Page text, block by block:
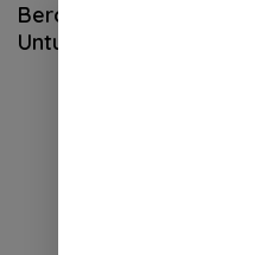
Berobat Gratis di
Untuk warga Deli Serdang